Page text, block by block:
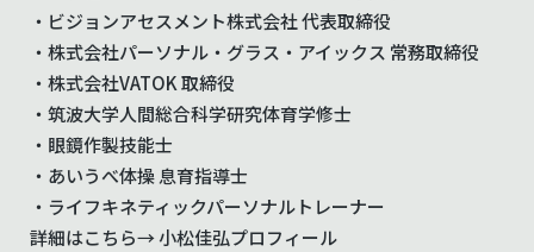
・ビジョンアセスメント株式会社 代表取締役
・株式会社パーソナル・グラス・アイックス 常務取締役
・株式会社VATOK 取締役
・筑波大学人間総合科学研究体育学修士
・眼鏡作製技能士
・あいうべ体操 息育指導士
・ライフキネティックパーソナルトレーナー
詳細はこちら→小松佳弘プロフィール